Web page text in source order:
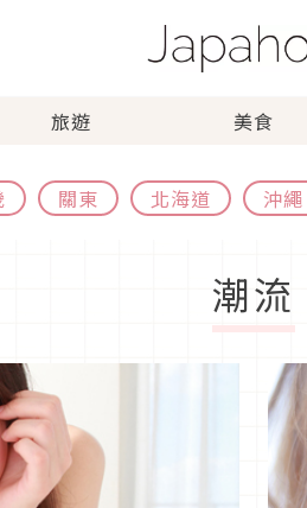
旅遊 美食
關東 北海道 沖繩
潮流